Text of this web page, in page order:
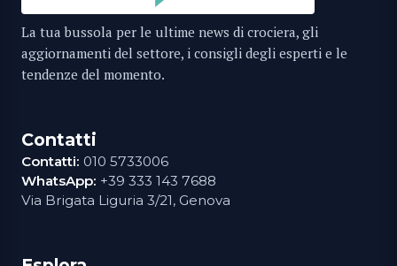
La tua bussola per le ultime news di crociera, gli
aggiornamenti del settore, i consigli degli esperti e le
tendenze del momento.
Contatti
Contatti: 010 5733006
WhatsApp: +39 333 143 7688
Via Brigata Liguria 3/21, Genova